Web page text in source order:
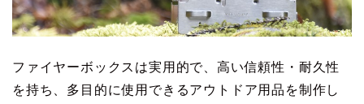
ファイヤーボックスは実用的で、高い信頼性・耐久性
を持ち、多目的に使用できるアウトドア用品を制作し